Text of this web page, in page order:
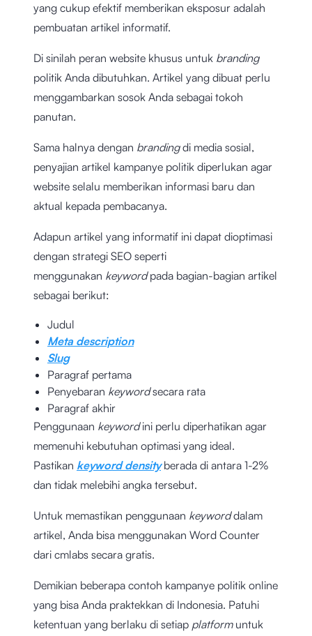
yang cukup efektif memberikan eksposur adalah
pembuatan artikel informatif.
Di sinilah peran website khusus untuk branding
politik Anda dibutuhkan. Artikel yang dibuat perlu
menggambarkan sosok Anda sebagai tokoh
panutan.
Sama halnya dengan brandingdi media sosial,
penyajian artikel kampanye politik diperlukan agar
website selalu memberikan informasi baru dan
aktual kepada pembacanya.
Adapun artikel yang informatif ini dapat dioptimasi
dengan strategi SEO seperti
menggunakan keywordpada bagian-bagian artikel
sebagai berikut:
Judul
Meta description
Slug
Paragraf pertama
Penyebaran keywordsecara rata
Paragraf akhir
Penggunaan keywordini perlu diperhatikan agar
memenuhi kebutuhan optimasi yang ideal.
Pastikan keyword densityberada di antara 1-2%
dan tidak melebihi angka tersebut.
Untuk memastikan penggunaan keyworddalam
artikel, Anda bisa menggunakan Word Counter
dari cmlabs secara gratis.
Demikian beberapa contoh kampanye politik online
yang bisa Anda praktekkan di Indonesia. Patuhi
ketentuan yang berlaku di setiap platformuntuk